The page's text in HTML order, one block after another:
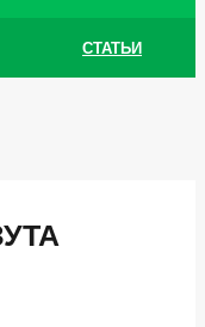
СТАТЬИ